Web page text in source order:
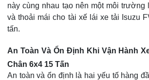
này cùng nhau tạo nên một môi trường
và thoải mái cho tài xế lái xe tải Isuzu
tấn.
An Toàn Và Ổn Định Khi Vận Hành
Chân 6x4 15 Tấn
An toàn và ổn định là hai yếu tố hàng